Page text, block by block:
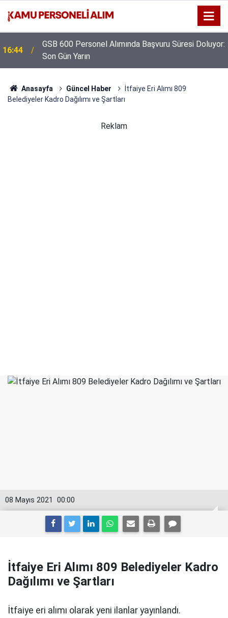
16:44
GSB 600 Personel Alımında Başvuru Süresi Doluyor:
Son Gün Yarın
Anasayfa Güncel Haber
İtfaiye Eri Alımı 809
Belediyeler Kadro Dağılımı ve Şartları
Reklam
00:00
08 Mayıs 2021
İtfaiye Eri Alımı 809 Belediyeler Kadro
Dağılımı ve Şartları
İtfaiye eri alımı olarak yeni ilanlar yayınlandı.